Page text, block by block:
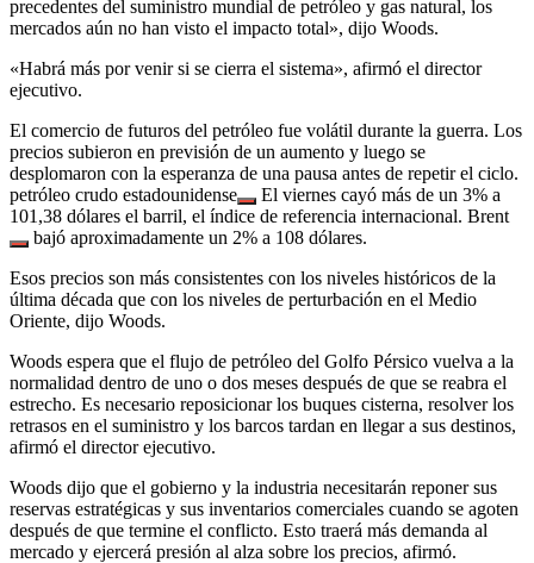
precedentes del suministro mundial de petróleo y gas natural, los
mercados aún no han visto el impacto total», dijo Woods.
«Habrá más por venir si se cierra el sistema», afirmó el director
ejecutivo.
El comercio de futuros del petróleo fue volátil durante la guerra. Los
precios subieron en previsión de un aumento y luego se
desplomaron con la esperanza de una pausa antes de repetir el ciclo.
petróleo crudo estadounidense
El viernes cayó más de un 3% a
101,38 dólares el barril, el índice de referencia internacional. Brent
bajó aproximadamente un 2% a 108 dólares.
Esos precios son más consistentes con los niveles históricos de la
última década que con los niveles de perturbación en el Medio
Oriente, dijo Woods.
Woods espera que el flujo de petróleo del Golfo Pérsico vuelva a la
normalidad dentro de uno o dos meses después de que se reabra el
estrecho. Es necesario reposicionar los buques cisterna, resolver los
retrasos en el suministro y los barcos tardan en llegar a sus destinos,
afirmó el director ejecutivo.
Woods dijo que el gobierno y la industria necesitarán reponer sus
reservas estratégicas y sus inventarios comerciales cuando se agoten
después de que termine el conflicto. Esto traerá más demanda al
mercado y ejercerá presión al alza sobre los precios, afirmó.